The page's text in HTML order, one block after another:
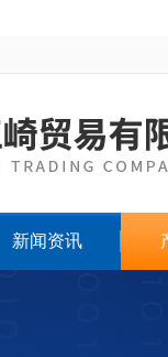
新闻资讯